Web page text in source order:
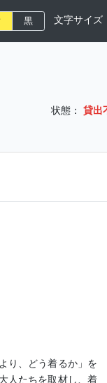
黒 文字サイズ
状態：
貸出
り、どう着るか」を
人たちを取材し、着